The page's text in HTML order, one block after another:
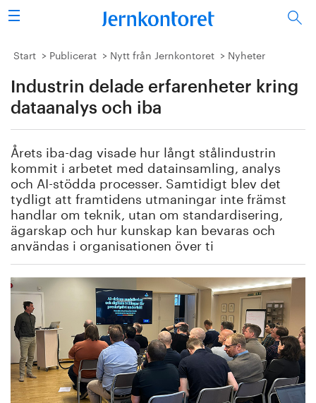
Sök
Stålindustrin
Vision 2050
Energi/miljö
Vi tycker
Publicerat
Bildbank
Om oss
Start Publicerat Nytt från Jernkontoret Nyheter
Industrin delade erfarenheter kring
dataanalys och iba
Årets iba-dag visade hur långt stålindustrin
kommit i arbetet med datainsamling, analys
och AI-stödda processer. Samtidigt blev det
tydligt att framtidens utmaningar inte främst
handlar om teknik, utan om standardisering,
ägarskap och hur kunskap kan bevaras och
användas i organisationen över ti